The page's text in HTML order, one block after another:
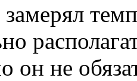
он не